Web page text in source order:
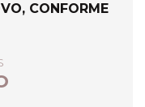
CONFORME